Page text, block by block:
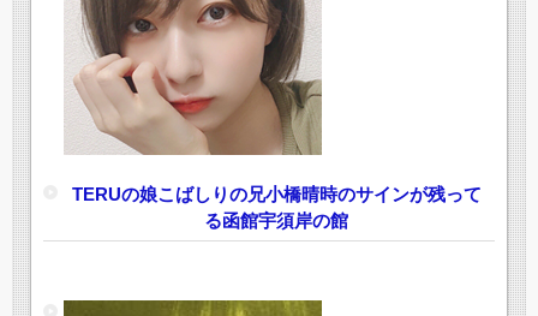
TERUの娘こばしりの兄小橋晴時のサインが残って
る函館宇須岸の館